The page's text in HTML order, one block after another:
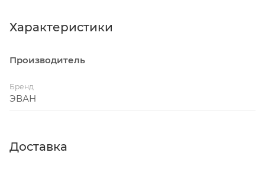
Характеристики
Производитель
Бренд
ЭВАН
Доставка